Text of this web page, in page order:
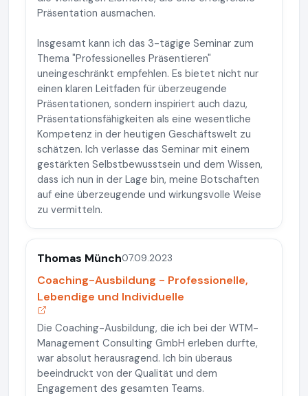
Präsentation ausmachen.
Insgesamt kann ich das 3-tägige Seminar zum
Thema "Professionelles Präsentieren"
uneingeschränkt empfehlen. Es bietet nicht nur
einen klaren Leitfaden für überzeugende
Präsentationen, sondern inspiriert auch dazu,
Präsentationsfähigkeiten als eine wesentliche
Kompetenz in der heutigen Geschäftswelt zu
schätzen. Ich verlasse das Seminar mit einem
gestärkten Selbstbewusstsein und dem Wissen,
dass ich nun in der Lage bin, meine Botschaften
auf eine überzeugende und wirkungsvolle Weise
zu vermitteln.
Thomas Münch07.09.2023
Coaching-Ausbildung - Professionelle,
Lebendige und Individuelle
Die Coaching-Ausbildung, die ich bei der WTM-
Management Consulting GmbH erleben durfte,
war absolut herausragend. Ich bin überaus
beeindruckt von der Qualität und dem
Engagement des gesamten Teams.